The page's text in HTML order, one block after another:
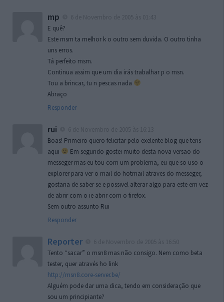
mp
E quê?
Este msm ta melhor k o outro sem duvida. O outro tinha
uns erros.
Tá perfeito msm.
Continua assim que um dia irás trabalhar p o msn.
Tou a brincar, tu n pescas nada
Abraço
Responder
rui
Boas! Primeiro quero felicitar pelo exelente blog que tens
aqui
Em segundo gostei muito desta nova versao do
messeger mas eu tou com um problema, eu que so uso o
explorer para ver o mail do hotmail atraves do messeger,
gostaria de saber se e possivel alterar algo para este em vez
de abrir com o ie abrir com o firefox.
Sem outro assunto Rui
Responder
Reporter
Tento “sacar” o msn8 mas não consigo. Nem como beta
tester, quer através ho link
http://msn8.core-server.be/
Alguém pode dar uma dica, tendo em consideração que
sou um principiante?